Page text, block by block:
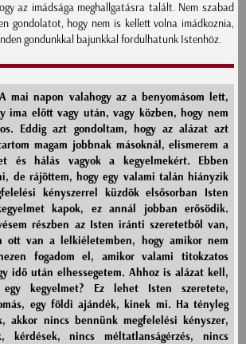
az imádsága meghallgatásra talált. Nem szabad
gondolatot, hogy nem is kellett volna imádkoznia,
gondunkkal bajunkkal fordulhatunk Istenhöz.
mai napon valahogy az a benyomásom lett,
ima előtt vagy után, vagy közben, hogy nem
Eddig azt gondoltam, hogy az alázat azt
magam jobbnak másoknál, elismerem a
és hálás vagyok a kegyelmekért. Ebben
de rájöttem, hogy egy valami talán hiányzik
kényszerrel küzdök elsősorban Isten
kapok, ez annál jobban erősödik.
részben az Isten iránti szeretetből van,
ott van a lelkiéletemben, hogy amikor nem
fogadom el, amikor valami titokzatos
idő után elhessegetem. Ahhoz is alázat kell,
egy kegyelmet? Ez lehet Isten szeretete,
egy földi ajándék, kinek mi. Ha tényleg
akkor nincs bennünk megfelelési kényszer,
kérdések, nincs méltatlanságérzés, nincs